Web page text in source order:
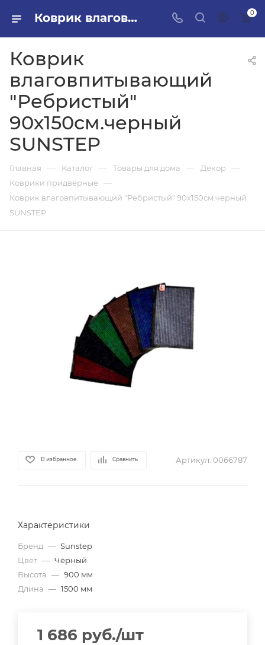
Коврик влаговпитывающий "Ребристый" 90х150см.черный SUNSTEP в ПИЛОН — купить стройматериалы в интернет-магазине ПИЛОН с доставкой оптом и в розницу 0
Коврик
влаговпитывающий
"Ребристый"
90х150см.черный
SUNSTEP
Главная — Каталог — Товары для дома — Декор —
Коврики придверные —
Коврик влаговпитывающий "Ребристый" 90х150см.черный
SUNSTEP
В избранное Сравнить Артикул: 0066787
Характеристики
Бренд — Sunstep
Цвет — Чёрный
Высота — 900 мм
Длина — 1500 мм
1 686 руб./шт